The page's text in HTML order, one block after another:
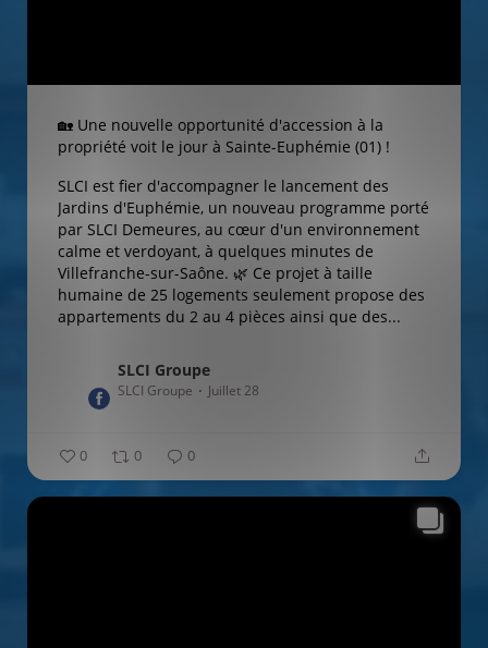
🏡 Une nouvelle opportunité d'accession à la
propriété voit le jour à Sainte-Euphémie (01) !
SLCI est fier d'accompagner le lancement des
Jardins d'Euphémie, un nouveau programme porté
par SLCI Demeures, au cœur d'un environnement
calme et verdoyant, à quelques minutes de
Villefranche-sur-Saône. 🌿 Ce projet à taille
humaine de 25 logements seulement propose des
appartements du 2 au 4 pièces ainsi que des...
SLCI Groupe
SLCI Groupe Juillet 28
0 0 0